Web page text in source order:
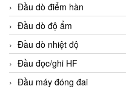
Đầu dò điểm hàn
Đầu dò độ ẩm
Đầu dò nhiệt độ
Đầu đọc/ghi HF
Đầu máy đóng đai